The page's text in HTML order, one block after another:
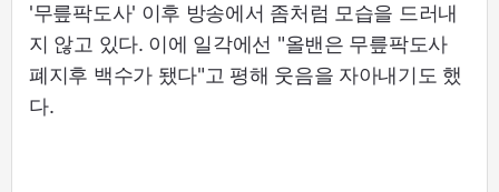
'무릎팍도사' 이후 방송에서 좀처럼 모습을 드러내
지 않고 있다. 이에 일각에선 "올밴은 무릎팍도사
폐지후 백수가 됐다"고 평해 웃음을 자아내기도 했
다.